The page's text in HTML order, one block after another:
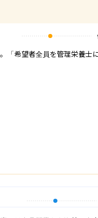
「希望者全員を管理栄養士